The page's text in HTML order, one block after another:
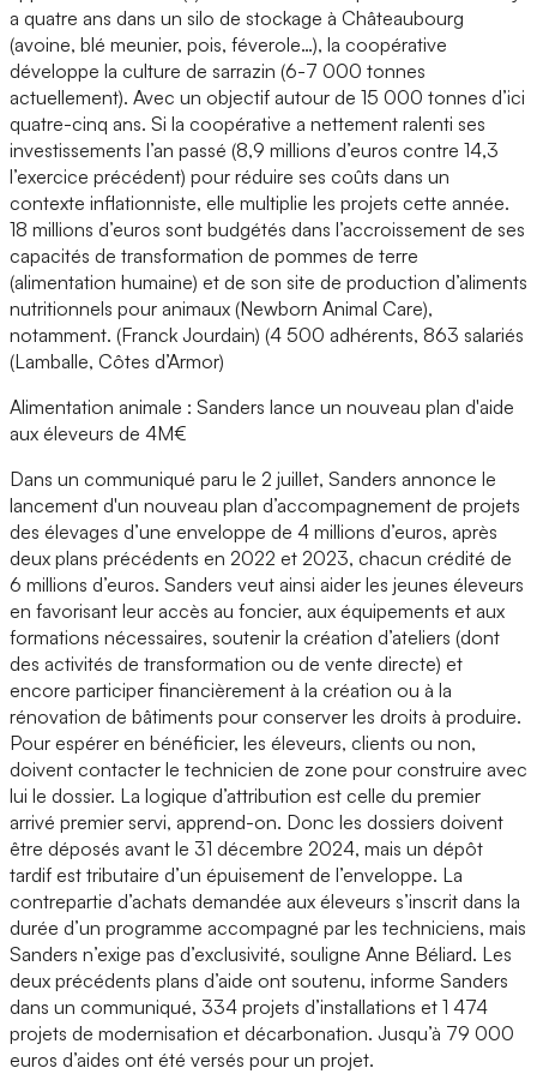
a quatre ans dans un silo de stockage à Châteaubourg
(avoine, blé meunier, pois, féverole…), la coopérative
développe la culture de sarrazin (6-7 000 tonnes
actuellement). Avec un objectif autour de 15 000 tonnes d’ici
quatre-cinq ans. Si la coopérative a nettement ralenti ses
investissements l’an passé (8,9 millions d’euros contre 14,3
l’exercice précédent) pour réduire ses coûts dans un
contexte inflationniste, elle multiplie les projets cette année.
18 millions d’euros sont budgétés dans l’accroissement de ses
capacités de transformation de pommes de terre
(alimentation humaine) et de son site de production d’aliments
nutritionnels pour animaux (Newborn Animal Care),
notamment. (Franck Jourdain) (4 500 adhérents, 863 salariés
(Lamballe, Côtes d’Armor)
Alimentation animale : Sanders lance un nouveau plan d'aide
aux éleveurs de 4M€
Dans un communiqué paru le 2 juillet, Sanders annonce le
lancement d'un nouveau plan d’accompagnement de projets
des élevages d’une enveloppe de 4 millions d’euros, après
deux plans précédents en 2022 et 2023, chacun crédité de
6 millions d’euros. Sanders veut ainsi aider les jeunes éleveurs
en favorisant leur accès au foncier, aux équipements et aux
formations nécessaires, soutenir la création d’ateliers (dont
des activités de transformation ou de vente directe) et
encore participer financièrement à la création ou à la
rénovation de bâtiments pour conserver les droits à produire.
Pour espérer en bénéficier, les éleveurs, clients ou non,
doivent contacter le technicien de zone pour construire avec
lui le dossier. La logique d’attribution est celle du premier
arrivé premier servi, apprend-on. Donc les dossiers doivent
être déposés avant le 31 décembre 2024, mais un dépôt
tardif est tributaire d’un épuisement de l’enveloppe. La
contrepartie d’achats demandée aux éleveurs s’inscrit dans la
durée d’un programme accompagné par les techniciens, mais
Sanders n’exige pas d’exclusivité, souligne Anne Béliard. Les
deux précédents plans d’aide ont soutenu, informe Sanders
dans un communiqué, 334 projets d’installations et 1 474
projets de modernisation et décarbonation. Jusqu’à 79 000
euros d’aides ont été versés pour un projet.